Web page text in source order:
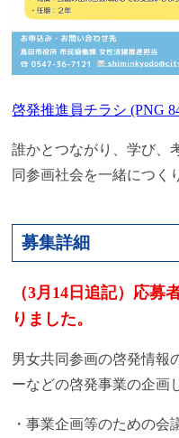
啓発推進員チラシ (PNG
誰かとつながり、学び、
同参画社会を一緒につく
募集詳細
（3月14日追記）応募
りました。
男女共同参画の啓発情報
ーなどの啓発事業の企画
・事業企画等のための会